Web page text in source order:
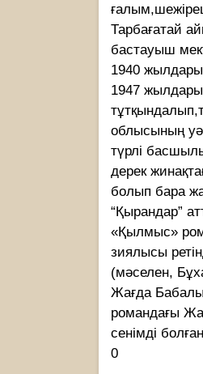
Тарбағатай
бастауыш
1940 жылдары
1947 жылдары
облысының
түрлі
дерек
болып бара
“Қырандар”
«Қылмыс»
зиялысы
(мәселен,
Жағда
романдағы
сенiмдi
0